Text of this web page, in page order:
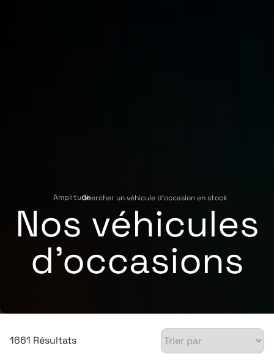
Amplitude
›
Chercher un véhicule d'occasion en stock
Nos véhicules
d'occasions
1661 Résultats